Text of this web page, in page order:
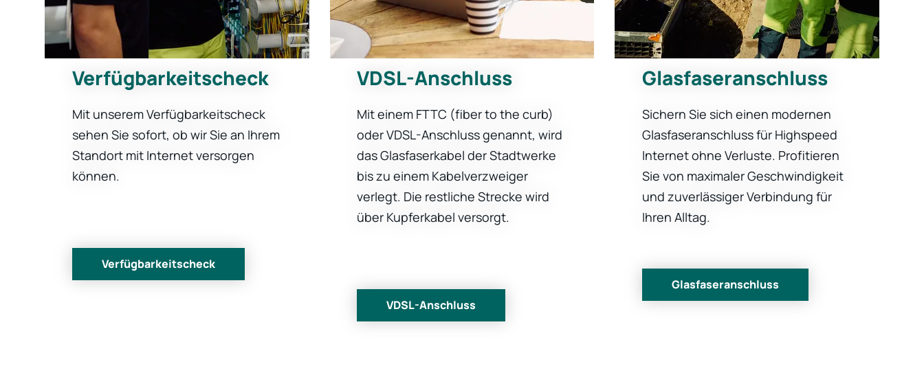
Verfügbarkeitscheck
Mit unserem Verfügbarkeitscheck
sehen Sie sofort, ob wir Sie an Ihrem
Standort mit Internet versorgen
können.
Verfügbarkeitscheck
VDSL-Anschluss
Mit einem FTTC (fiber to the curb)
oder VDSL-Anschluss genannt, wird
das Glasfaserkabel der Stadtwerke
bis zu einem Kabelverzweiger
verlegt. Die restliche Strecke wird
über Kupferkabel versorgt.
VDSL-Anschluss
Glasfaseranschluss
Sichern Sie sich einen modernen
Glasfaseranschluss für Highspeed
Internet ohne Verluste. Profitieren
Sie von maximaler Geschwindigkeit
und zuverlässiger Verbindung für
Ihren Alltag.
Glasfaseranschluss